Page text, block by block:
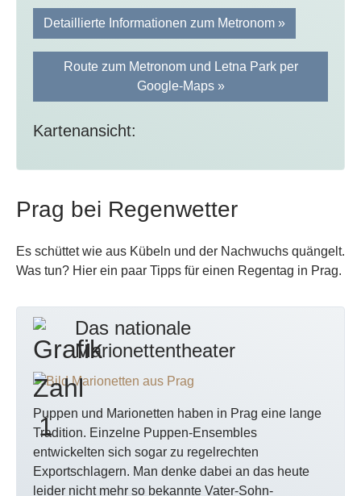
Detaillierte Informationen zum Metronom »
Route zum Metronom und Letna Park per
Google-Maps »
Kartenansicht:
Prag bei Regenwetter
Es schüttet wie aus Kübeln und der Nachwuchs quängelt.
Was tun? Hier ein paar Tipps für einen Regentag in Prag.
Das nationale
Marionettentheater
Puppen und Marionetten haben in Prag eine lange
Tradition. Einzelne Puppen-Ensembles
entwickelten sich sogar zu regelrechten
Exportschlagern. Man denke dabei an das heute
leider nicht mehr so bekannte Vater-Sohn-